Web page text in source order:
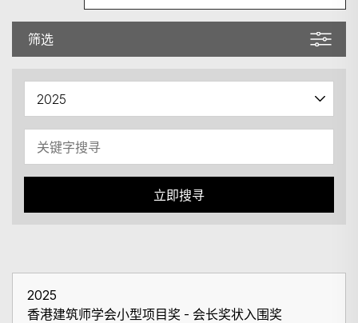
筛选
立即搜寻
2025
香港建筑师学会小型项目奖 - 会长奖状入围奖